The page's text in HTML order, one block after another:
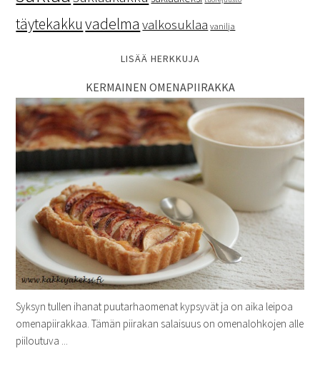
täytekakkuvadelma valkosuklaa vanilja
LISÄÄ HERKKUJA
KERMAINEN OMENAPIIRAKKA
Syksyn tullen ihanat puutarhaomenat kypsyvät ja on aika leipoa
omenapiirakkaa. Tämän piirakan salaisuus on omenalohkojen alle
piiloutuva ...